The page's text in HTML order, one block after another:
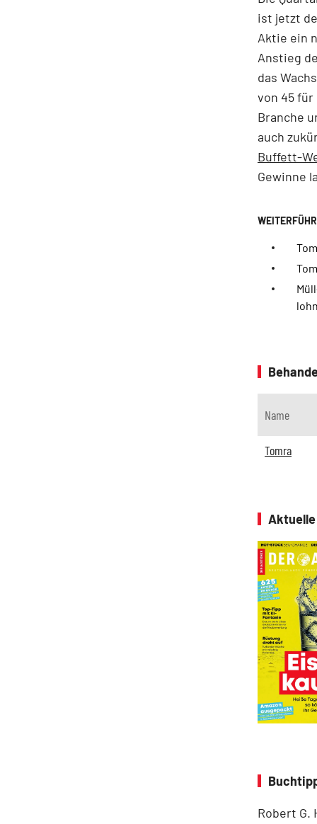
ist jetzt
Aktie ein
Anstieg
das
von 45
Branche
auch
Buffett-
Gewinne
Name
Tomra
Robert